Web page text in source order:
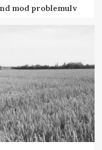
mod problemulv